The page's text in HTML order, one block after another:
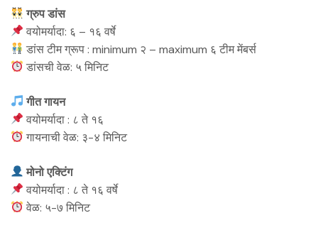
ग्रुप डांस
वयोमर्यादा: ६ – १६ वर्षे
डांस टीम ग्रूप : minimum २ – maximum ६ टीम मेंबर्स
डांसची वेळ: ५ मिनिट
गीत गायन
वयोमर्यादा : ८ ते १६
गायनाची वेळ: ३-४ मिनिट
मोनो एक्टिंग
वयोमर्यादा : ८ ते १६ वर्षे
वेळ: ५-७ मिनिट